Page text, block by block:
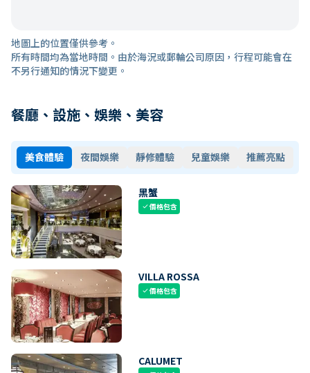
地圖上的位置僅供參考。
所有時間均為當地時間。由於海況或郵輪公司原因，行程可能會在
不另行通知的情況下變更。
餐廳、設施、娛樂、美容
美食體驗 夜間娛樂 靜修體驗 兒童娛樂 推薦亮點
黑蟹
check價格包含
VILLA ROSSA
check價格包含
CALUMET